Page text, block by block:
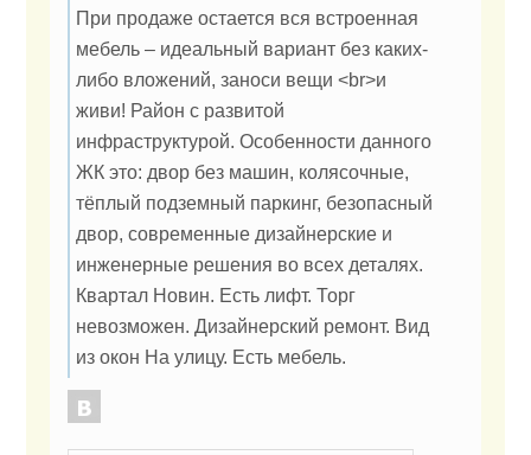
При продаже остается вся встроенная
мебель – идеальный вариант без каких-
либо вложений, заноси вещи <br>и
живи! Район с развитой
инфраструктурой. Особенности данного
ЖК это: двор без машин, колясочные,
тёплый подземный паркинг, безопасный
двор, современные дизайнерские и
инженерные решения во всех деталях.
Квартал Новин. Есть лифт. Торг
невозможен. Дизайнерский ремонт. Вид
из окон На улицу. Есть мебель.